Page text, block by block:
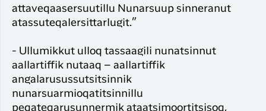
attaveqaasersuutillu Nunarsuup sinneranut
atassuteqalersittarlugit.”
- Ullumikkut ulloq tassaagili nunatsinnut
aallartiffik nutaaq – aallartiffik
angalarusussutsitsinnik
nunarsuarmioqatitsinnillu
peqateqarusunnermik ataatsimoortitsisoq,